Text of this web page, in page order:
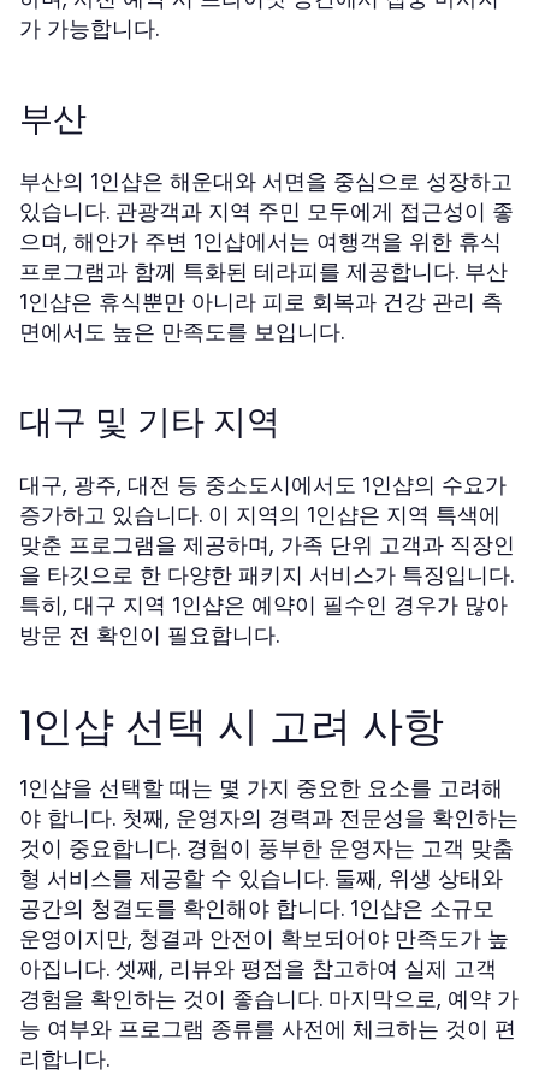
가 가능합니다.
부산
부산의 1인샵은 해운대와 서면을 중심으로 성장하고
있습니다. 관광객과 지역 주민 모두에게 접근성이 좋
으며, 해안가 주변 1인샵에서는 여행객을 위한 휴식
프로그램과 함께 특화된 테라피를 제공합니다. 부산
1인샵은 휴식뿐만 아니라 피로 회복과 건강 관리 측
면에서도 높은 만족도를 보입니다.
대구 및 기타 지역
대구, 광주, 대전 등 중소도시에서도 1인샵의 수요가
증가하고 있습니다. 이 지역의 1인샵은 지역 특색에
맞춘 프로그램을 제공하며, 가족 단위 고객과 직장인
을 타깃으로 한 다양한 패키지 서비스가 특징입니다.
특히, 대구 지역 1인샵은 예약이 필수인 경우가 많아
방문 전 확인이 필요합니다.
1인샵 선택 시 고려 사항
1인샵을 선택할 때는 몇 가지 중요한 요소를 고려해
야 합니다. 첫째, 운영자의 경력과 전문성을 확인하는
것이 중요합니다. 경험이 풍부한 운영자는 고객 맞춤
형 서비스를 제공할 수 있습니다. 둘째, 위생 상태와
공간의 청결도를 확인해야 합니다. 1인샵은 소규모
운영이지만, 청결과 안전이 확보되어야 만족도가 높
아집니다. 셋째, 리뷰와 평점을 참고하여 실제 고객
경험을 확인하는 것이 좋습니다. 마지막으로, 예약 가
능 여부와 프로그램 종류를 사전에 체크하는 것이 편
리합니다.